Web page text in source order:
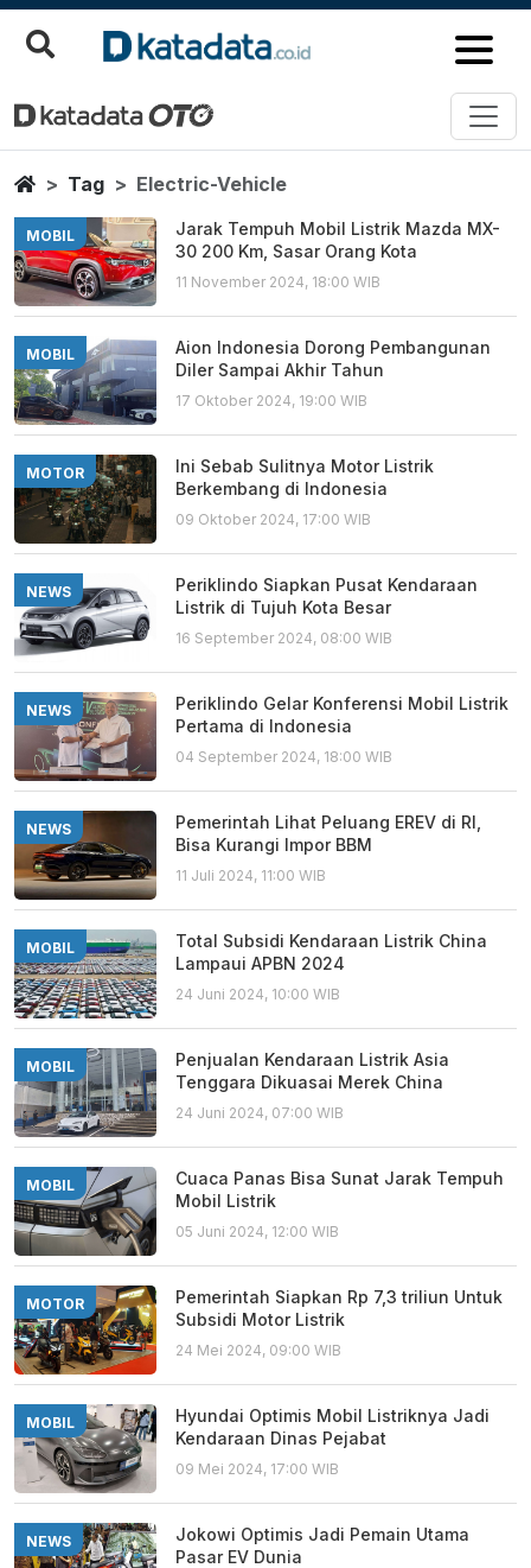
Electric Vehicle
Berita Terbaru
HomeTag Electric-Vehicle
MOBIL
Jarak Tempuh Mobil Listrik Mazda MX-
30 200 Km, Sasar Orang Kota
11 November 2024, 18:00 WIB
MOBIL
Aion Indonesia Dorong Pembangunan
Diler Sampai Akhir Tahun
17 Oktober 2024, 19:00 WIB
MOTOR
Ini Sebab Sulitnya Motor Listrik
Berkembang di Indonesia
09 Oktober 2024, 17:00 WIB
NEWS
Periklindo Siapkan Pusat Kendaraan
Listrik di Tujuh Kota Besar
16 September 2024, 08:00 WIB
NEWS
Periklindo Gelar Konferensi Mobil Listrik
Pertama di Indonesia
04 September 2024, 18:00 WIB
NEWS
Pemerintah Lihat Peluang EREV di RI,
Bisa Kurangi Impor BBM
11 Juli 2024, 11:00 WIB
MOBIL
Total Subsidi Kendaraan Listrik China
Lampaui APBN 2024
24 Juni 2024, 10:00 WIB
MOBIL
Penjualan Kendaraan Listrik Asia
Tenggara Dikuasai Merek China
24 Juni 2024, 07:00 WIB
MOBIL
Cuaca Panas Bisa Sunat Jarak Tempuh
Mobil Listrik
05 Juni 2024, 12:00 WIB
MOTOR
Pemerintah Siapkan Rp 7,3 triliun Untuk
Subsidi Motor Listrik
24 Mei 2024, 09:00 WIB
MOBIL
Hyundai Optimis Mobil Listriknya Jadi
Kendaraan Dinas Pejabat
09 Mei 2024, 17:00 WIB
NEWS
Jokowi Optimis Jadi Pemain Utama
Pasar EV Dunia